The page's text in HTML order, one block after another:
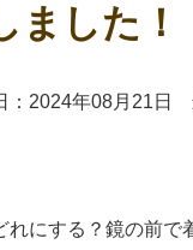
ました！
：2024年08月21日
にする？鏡の前で